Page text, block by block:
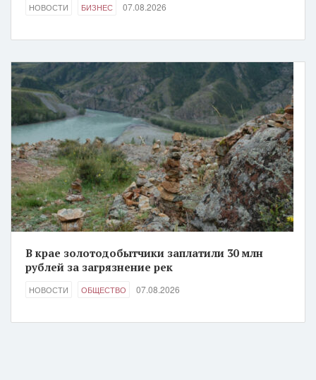
НОВОСТИ БИЗНЕС 07.08.2026
В крае золотодобытчики заплатили 30 млн
рублей за загрязнение рек
НОВОСТИ ОБЩЕСТВО 07.08.2026